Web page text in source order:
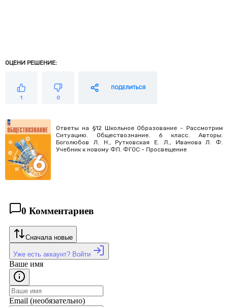
ОЦЕНИ РЕШЕНИЕ:
1 0
ПОДЕЛИТЬСЯ
Ответы на §12 Школьное Образование - Рассмотрим
Ситуацию. Обществознание. 6 класс. Авторы:
Боголюбов Л. Н., Рутковская Е. Л., Иванова Л. Ф.
Учебник к новому ФП. ФГОС - Просвещение